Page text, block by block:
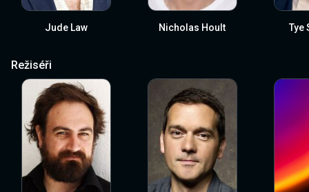
Jude Law Nicholas Hoult Tye
Režiséři